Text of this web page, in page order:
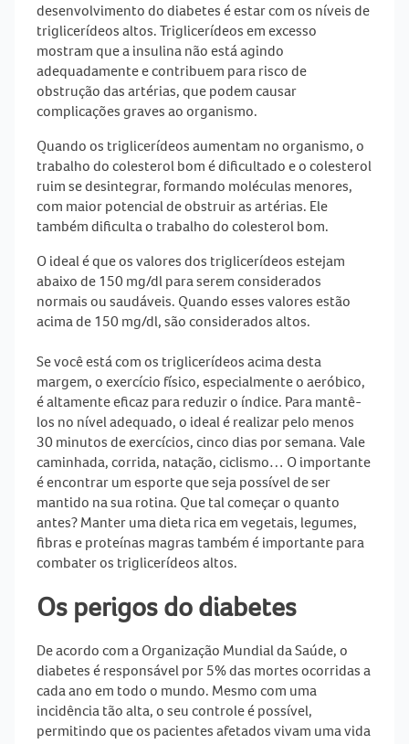
desenvolvimento do diabetes é estar com os níveis de
triglicerídeos altos. Triglicerídeos em excesso
mostram que a insulina não está agindo
adequadamente e contribuem para risco de
obstrução das artérias, que podem causar
complicações graves ao organismo.
Quando os triglicerídeos aumentam no organismo, o
trabalho do colesterol bom é dificultado e o colesterol
ruim se desintegrar, formando moléculas menores,
com maior potencial de obstruir as artérias. Ele
também dificulta o trabalho do colesterol bom.
O ideal é que os valores dos triglicerídeos estejam
abaixo de 150 mg/dl para serem considerados
normais ou saudáveis. Quando esses valores estão
acima de 150 mg/dl, são considerados altos.
Se você está com os triglicerídeos acima desta
margem, o exercício físico, especialmente o aeróbico,
é altamente eficaz para reduzir o índice. Para mantê-
los no nível adequado, o ideal é realizar pelo menos
30 minutos de exercícios, cinco dias por semana. Vale
caminhada, corrida, natação, ciclismo… O importante
é encontrar um esporte que seja possível de ser
mantido na sua rotina. Que tal começar o quanto
antes? Manter uma dieta rica em vegetais, legumes,
fibras e proteínas magras também é importante para
combater os triglicerídeos altos.
Os perigos do diabetes
De acordo com a Organização Mundial da Saúde, o
diabetes é responsável por 5% das mortes ocorridas a
cada ano em todo o mundo. Mesmo com uma
incidência tão alta, o seu controle é possível,
permitindo que os pacientes afetados vivam uma vida